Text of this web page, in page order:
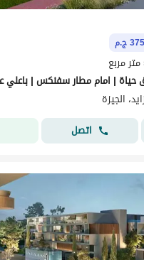
ج.م
الجيزة
اتصل